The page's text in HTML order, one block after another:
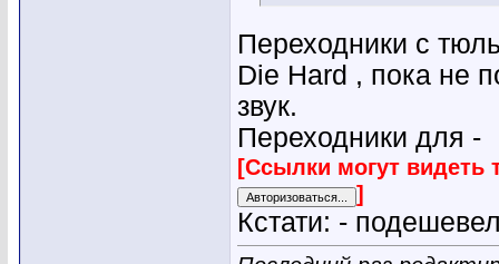
Переходники с
Die Hard , пока не
звук.
Переходники для -
[Ссылки могут видеть
]
Кстати: -